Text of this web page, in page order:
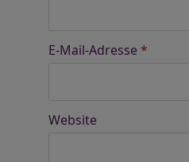
E-Mail-Adresse *
Website